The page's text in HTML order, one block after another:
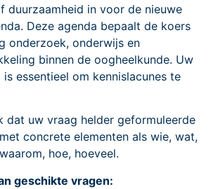
duurzaamheid in voor de nieuwe
Deze agenda bepaalt de koers
onderzoek, onderwijs en
binnen de oogheelkunde. Uw
essentieel om kennislacunes te
dat uw vraag helder geformuleerde
concrete elementen als wie, wat,
hoe, hoeveel.
geschikte vragen: